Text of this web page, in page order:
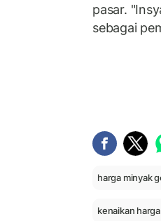
pasar.
sebagai
harga minyak
kenaikan